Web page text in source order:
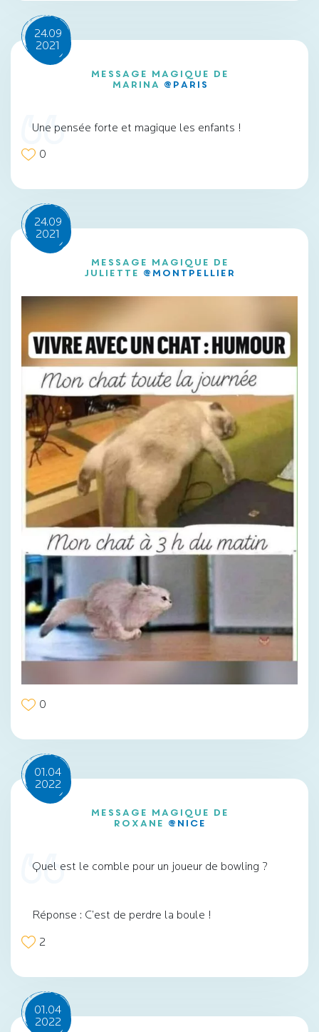
24.09
2021
Message magique de
Marina @Paris
Une pensée forte et magique les enfants !
0
24.09
2021
Message magique de
Juliette @Montpellier
0
01.04
2022
Message magique de
Roxane @Nice
Quel est le comble pour un joueur de bowling ?
Réponse : C’est de perdre la boule !
2
01.04
2022